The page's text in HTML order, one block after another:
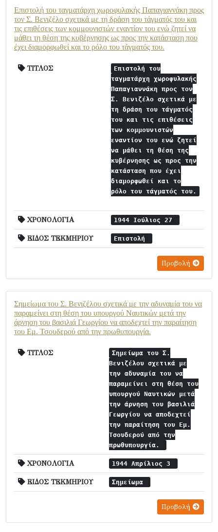
Επιστολή του ταγματάρχη χωροφυλακής Παπαγιαννάκη προς
τον Σ. Βενιζέλο σχετικά με τη δράση του τάγματός του και
τις επιθέσεις των κομμουνιστών εναντίον του ενώ ζητεί να
μάθει τη θέση της κυβέρνησης ως προς την κατάσταση που
έχει διαμορφωθεί και το ρόλο του τάγματός του.
ΤΙΤΛΟΣ
Επιστολή του
ταγματάρχη χωροφυλακής
Παπαγιαννάκη προς τον
Σ. Βενιζέλο σχετικά με
τη δράση του τάγματός
του και τις επιθέσεις
των κομμουνιστών
εναντίον του ενώ ζητεί
να μάθει τη θέση της
κυβέρνησης ως προς την
κατάσταση που έχει
διαμορφωθεί και το
ρόλο του τάγματός του.
ΧΡΟΝΟΛΟΓΙΑ 1944 Ιούλιος 27
ΕΙΔΟΣ ΤΕΚΜΗΡΙΟΥ Επιστολή
Προβολή
Σημείωμα του Σ. Βενιζέλου σχετικά με την αδυναμία του να
παραμείνει στη θέση του υπουργού Ναυτικών μετά την
άρνηση του βασιλιά Γεωργίου να αποδεχτεί την παραίτηση
του Εμ. Τσουδερού από την πρωθυπουργία.
ΤΙΤΛΟΣ
Σημείωμα του Σ.
Βενιζέλου σχετικά με
την αδυναμία του να
παραμείνει στη θέση του
υπουργού Ναυτικών μετά
την άρνηση του βασιλιά
Γεωργίου να αποδεχτεί
την παραίτηση του Εμ.
Τσουδερού από την
πρωθυπουργία.
ΧΡΟΝΟΛΟΓΙΑ 1944 Απρίλιος 3
ΕΙΔΟΣ ΤΕΚΜΗΡΙΟΥ Σημείωμα
Προβολή